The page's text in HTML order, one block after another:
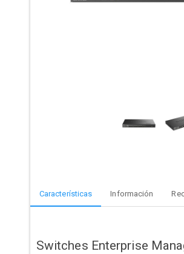
Características Información
Switches Enterprise